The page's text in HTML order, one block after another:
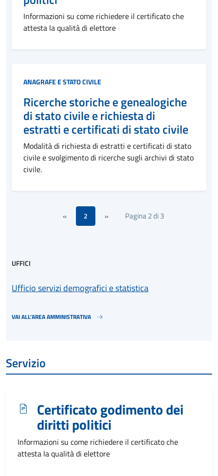
Informazioni su come richiedere il certificato che
attesta la qualità di elettore
Categoria:
ANAGRAFE E STATO CIVILE
Ricerche storiche e genealogiche
di stato civile e richiesta di
estratti e certificati di stato civile
Modalità di richiesta di estratti e certificati di stato
civile e svolgimento di ricerche sugli archivi di stato
civile.
« 2 » Pagina 2 di 3
UFFICI
Ufficio servizi demografici e statistica
VAI ALL’AREA AMMINISTRATIVA
Servizio
Certificato godimento dei
diritti politici
Informazioni su come richiedere il certificato che
attesta la qualità di elettore